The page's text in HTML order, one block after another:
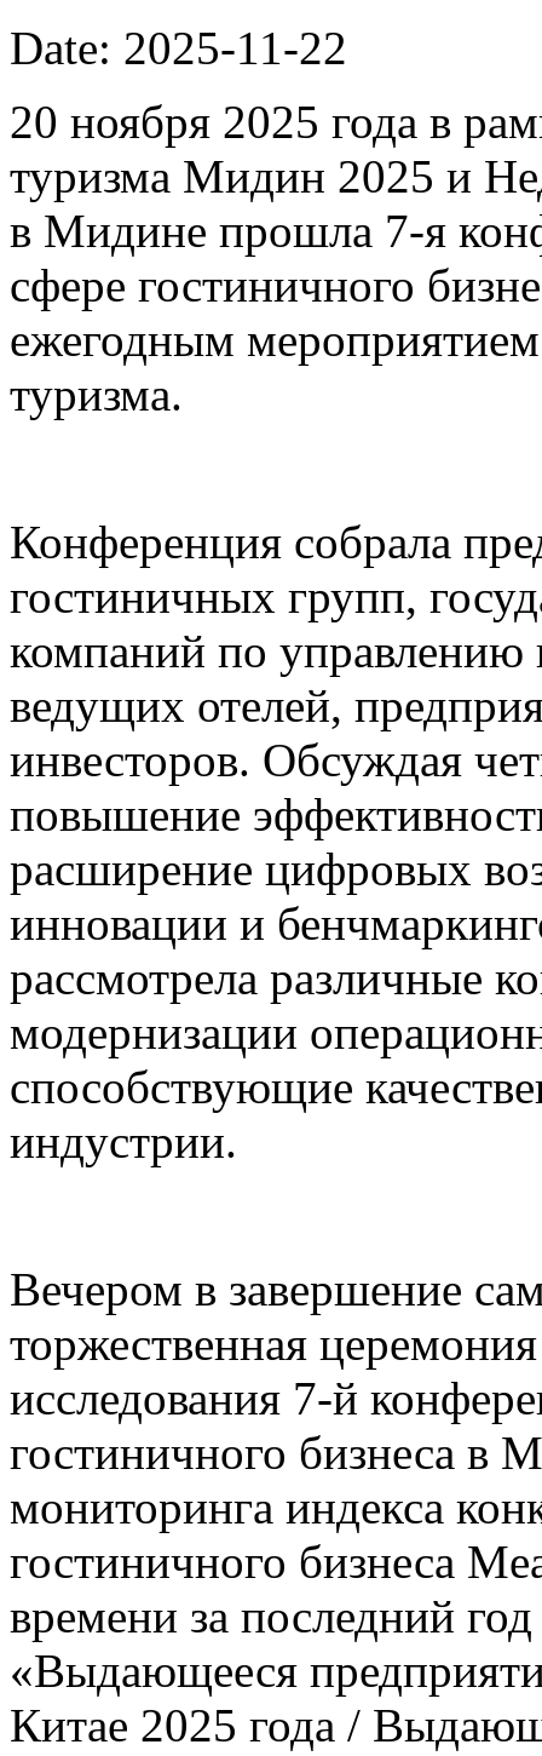
Date: 2025-11-22
20 ноября 2025 года в
туризма Мидин 2025 и
в Мидине прошла 7-я
сфере гостиничного
ежегодным
туризма.
Конференция собрала
гостиничных групп,
компаний по
ведущих отелей,
инвесторов. Обсуждая
повышение
расширение цифровых
инновации и
рассмотрела различные
модернизации
способствующие
индустрии.
Вечером в завершение
торжественная
исследования 7-й
гостиничного бизнеса в
мониторинга индекса
гостиничного бизнеса
времени за последний
«Выдающееся
Китае 2025 года /